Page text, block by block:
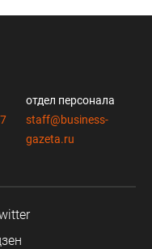
отдел персонала
staff@business-
gazeta.ru